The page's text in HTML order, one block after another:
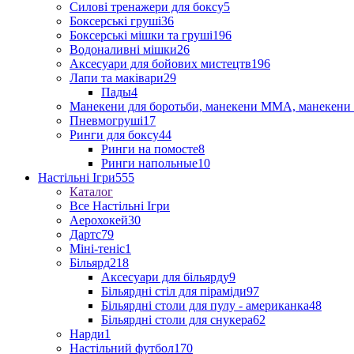
Силові тренажери для боксу5
Боксерські груші36
Боксерські мішки та груші196
Водоналивні мішки26
Аксесуари для бойових мистецтв196
Лапи та маківари29
Пады4
Манекени для боротьби, манекени ММА, манекени
Пневмогруші17
Ринги для боксу44
Ринги на помосте8
Ринги напольные10
Настільні Ігри555
Каталог
Все Настільні Ігри
Аерохокей30
Дартс79
Міні-теніс1
Більярд218
Аксесуари для більярду9
Більярдні стіл для піраміди97
Більярдні столи для пулу - американка48
Більярдні столи для снукера62
Нарди1
Настільний футбол170